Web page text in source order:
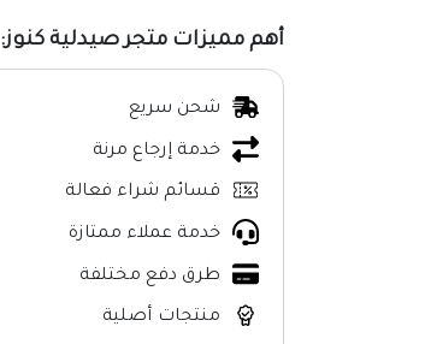
أهم مميزات متجر صيدلية كنوز:
شحن سريع
خدمة إرجاع مرنة
قسائم شراء فعالة
خدمة عملاء ممتازة
طرق دفع مختلفة
منتجات أصلية